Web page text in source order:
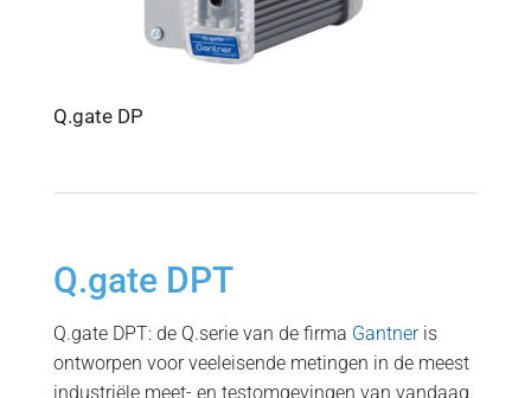
Q.gate DP
Q.gate DPT
Q.gate DPT: de Q.serie van de firma Gantneris
ontworpen voor veeleisende metingen in de meest
industriële meet- en testomgevingen van vandaag.